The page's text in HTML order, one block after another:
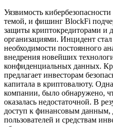
Уязвимость кибербезопасности
темой, и фишинг BlockFi
защиты криптокредиторами и
организациями. Инцидент
необходимости постоянного
внедрения новейших
конфиденциальных данных.
предлагает инвесторам
капитала в криптовалюту.
компании, было обнаружено,
оказалась недостаточной. В
доступ к финансовым данным,
пользователей и средствам